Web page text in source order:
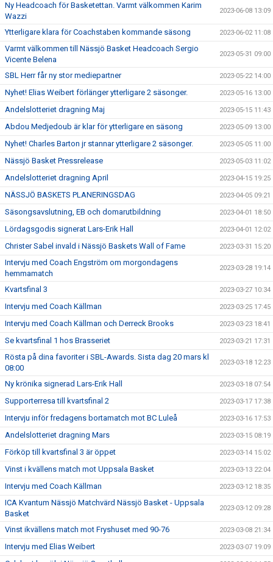
Ny Headcoach för Basketettan. Varmt välkommen Karim
Wazzi
2023-06-08 13:09
Ytterligare klara för Coachstaben kommande säsong 2023-06-02 11:08
Varmt välkommen till Nässjö Basket Headcoach Sergio
Vicente Belena
2023-05-31 09:00
SBL Herr får ny stor mediepartner 2023-05-22 14:00
Nyhet! Elias Weibert förlänger ytterligare 2 säsonger. 2023-05-16 13:00
Andelslotteriet dragning Maj 2023-05-15 11:43
Abdou Medjedoub är klar för ytterligare en säsong 2023-05-09 13:00
Nyhet! Charles Barton jr stannar ytterligare 2 säsonger. 2023-05-05 11:00
Nässjö Basket Pressrelease 2023-05-03 11:02
Andelslotteriet dragning April 2023-04-15 19:25
NÄSSJÖ BASKETS PLANERINGSDAG 2023-04-05 09:21
Säsongsavslutning, EB och domarutbildning 2023-04-01 18:50
Lördagsgodis signerat Lars-Erik Hall 2023-04-01 12:02
Christer Sabel invald i Nässjö Baskets Wall of Fame 2023-03-31 15:20
Intervju med Coach Engström om morgondagens
hemmamatch
2023-03-28 19:14
Kvartsfinal 3 2023-03-27 10:34
Intervju med Coach Källman 2023-03-25 17:45
Intervju med Coach Källman och Derreck Brooks 2023-03-23 18:41
Se kvartsfinal 1 hos Brasseriet 2023-03-21 17:31
Rösta på dina favoriter i SBL-Awards. Sista dag 20 mars kl
08:00
2023-03-18 12:23
Ny krönika signerad Lars-Erik Hall 2023-03-18 07:54
Supporterresa till kvartsfinal 2 2023-03-17 17:38
Intervju inför fredagens bortamatch mot BC Luleå 2023-03-16 17:53
Andelslotteriet dragning Mars 2023-03-15 08:19
Förköp till kvartsfinal 3 är öppet 2023-03-14 15:02
Vinst i kvällens match mot Uppsala Basket 2023-03-13 22:04
Intervju med Coach Källman 2023-03-12 18:35
ICA Kvantum Nässjö Matchvärd Nässjö Basket - Uppsala
Basket
2023-03-12 09:28
Vinst ikvällens match mot Fryshuset med 90-76 2023-03-08 21:34
Intervju med Elias Weibert 2023-03-07 19:09